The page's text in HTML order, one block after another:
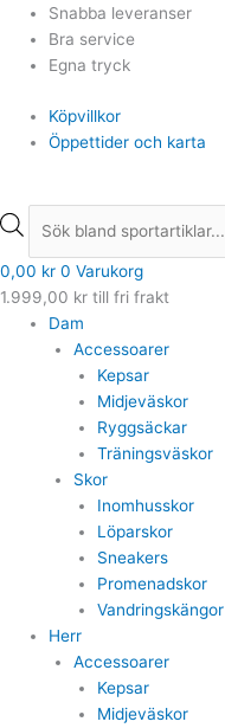
Hoppa
innehåll
Snabba leveranser
Bra service
Egna tryck
Köpvillkor
Öppettider och karta
Products
search
0,00 kr 0 Varukorg
1.999,00 kr till fri frakt
Dam
Accessoarer
Kepsar
Midjeväskor
Ryggsäckar
Träningsväskor
Skor
Inomhusskor
Löparskor
Sneakers
Promenadskor
Vandringskängor
Herr
Accessoarer
Kepsar
Midjeväskor
Products
search